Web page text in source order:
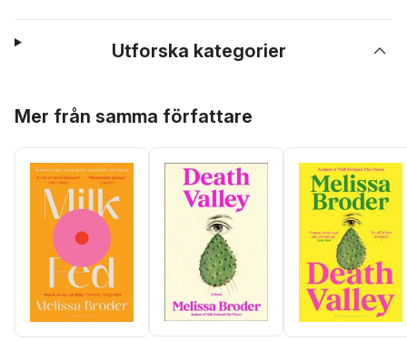
Utforska kategorier
Mer från samma författare